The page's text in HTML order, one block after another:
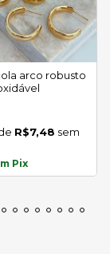
arco robusto
R$7,48 sem
Pix